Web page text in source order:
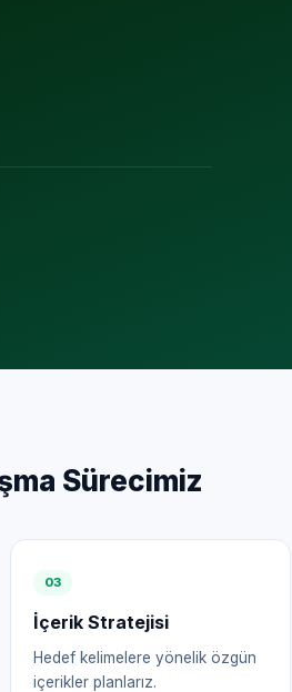
Sürecimiz
03
İçerik Stratejisi
Hedef kelimelere yönelik özgün
içerikler planlarız.